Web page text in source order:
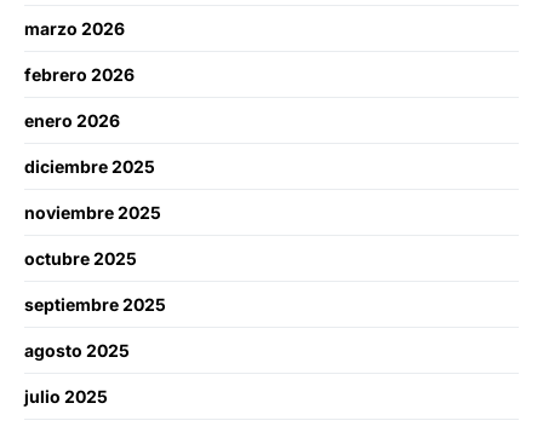
marzo 2026
febrero 2026
enero 2026
diciembre 2025
noviembre 2025
octubre 2025
septiembre 2025
agosto 2025
julio 2025